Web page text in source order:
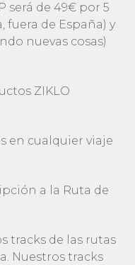
será de 49€ por 5
fuera de España) y
nuevas cosas)
ZIKLO
en cualquier viaje
a la Ruta de
tracks de las rutas
Nuestros tracks